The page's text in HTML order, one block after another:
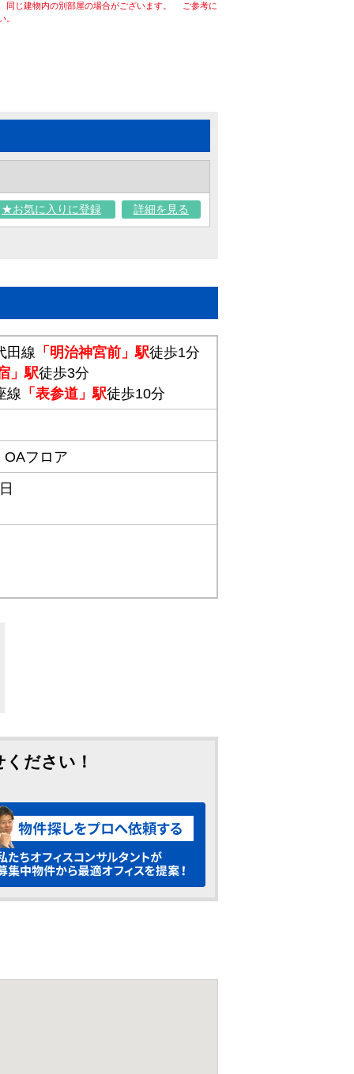
同じ建物内の別部屋の場合がございます。 ご参考に
。
★お気に入りに登録 詳細を見る
田線 「明治神宮前」駅徒歩1分
」駅徒歩3分
線 「表参道」駅徒歩10分
OAフロア
ださい！